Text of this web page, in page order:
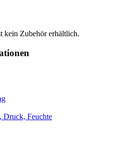
kein Zubehör erhältlich.
Druck, Feuchte